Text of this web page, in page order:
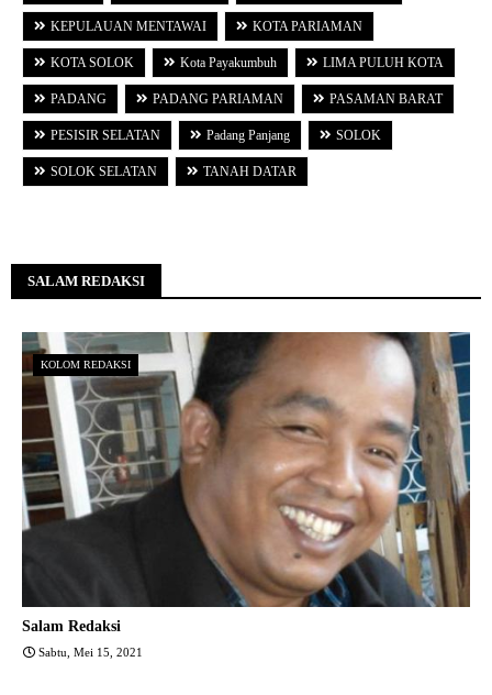
KEPULAUAN MENTAWAI KOTA PARIAMAN
KOTA SOLOK Kota Payakumbuh LIMA PULUH KOTA
PADANG PADANG PARIAMAN PASAMAN BARAT
PESISIR SELATAN Padang Panjang SOLOK
SOLOK SELATAN TANAH DATAR
SALAM REDAKSI
KOLOM REDAKSI
Salam Redaksi
Sabtu, Mei 15, 2021